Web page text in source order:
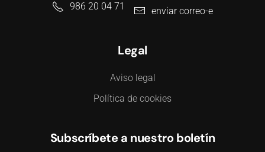
986 20 04 71
enviar correo-e
Legal
Aviso legal
Política de cookies
Subscríbete a nuestro boletín